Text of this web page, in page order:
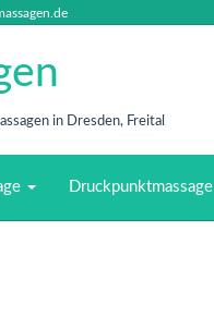
in Dresden, Freital
Druckpunktmassage